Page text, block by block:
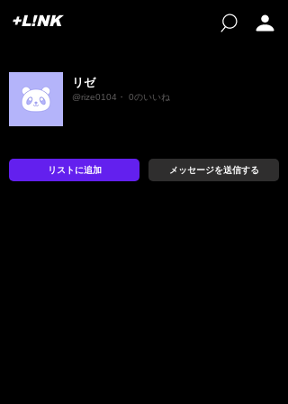
+L!NK
リゼ
@rize0104・ 0のいいね
リストに追加 メッセージを送信する